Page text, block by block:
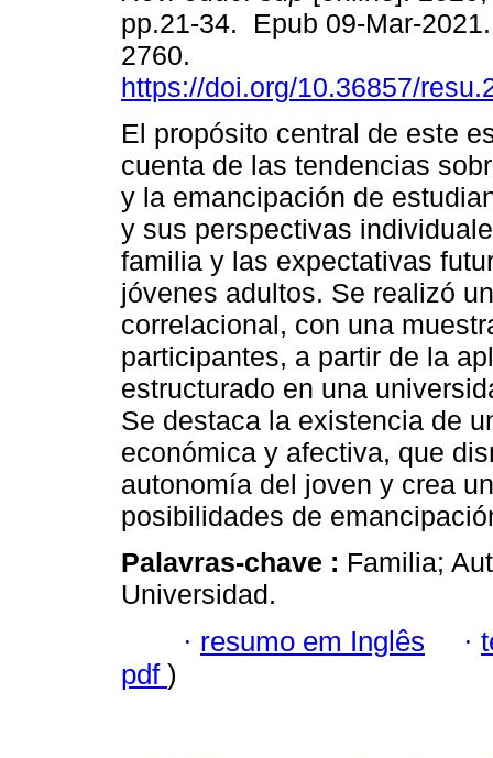
pp.21-34. Epub 09-Mar-
2760.
https://doi.org/10.36857/
El propósito central de este
cuenta de las tendencias
y la emancipación de
y sus perspectivas
familia y las expectativas
jóvenes adultos. Se realizó
correlacional, con una
participantes, a partir de la
estructurado en una
Se destaca la existencia de
económica y afectiva, que
autonomía del joven y crea
posibilidades de
Palavras-chave : Familia;
Universidad.
· resumo em Inglês ·
pdf )